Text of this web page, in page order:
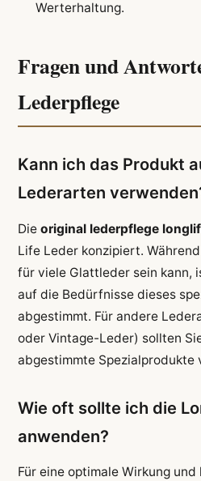
Werterhaltung.
Fragen und
Lederpflege
Kann ich das Produkt
Lederarten
Die original lederpflege
Life Leder konzipiert.
für viele Glattleder sein kann,
auf die Bedürfnisse dieses
abgestimmt. Für andere
oder Vintage-Leder) sollten
abgestimmte Spezialprodukte
Wie oft sollte ich die
anwenden?
Für eine optimale Wirkung